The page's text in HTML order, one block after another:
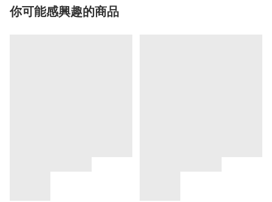
你可能感興趣的商品